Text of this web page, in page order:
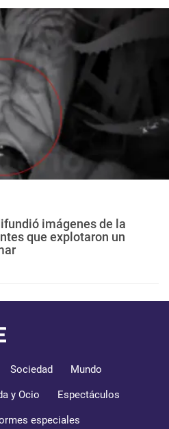
imágenes de la
que explotaron un
Sociedad Mundo
y Ocio Espectáculos
especiales